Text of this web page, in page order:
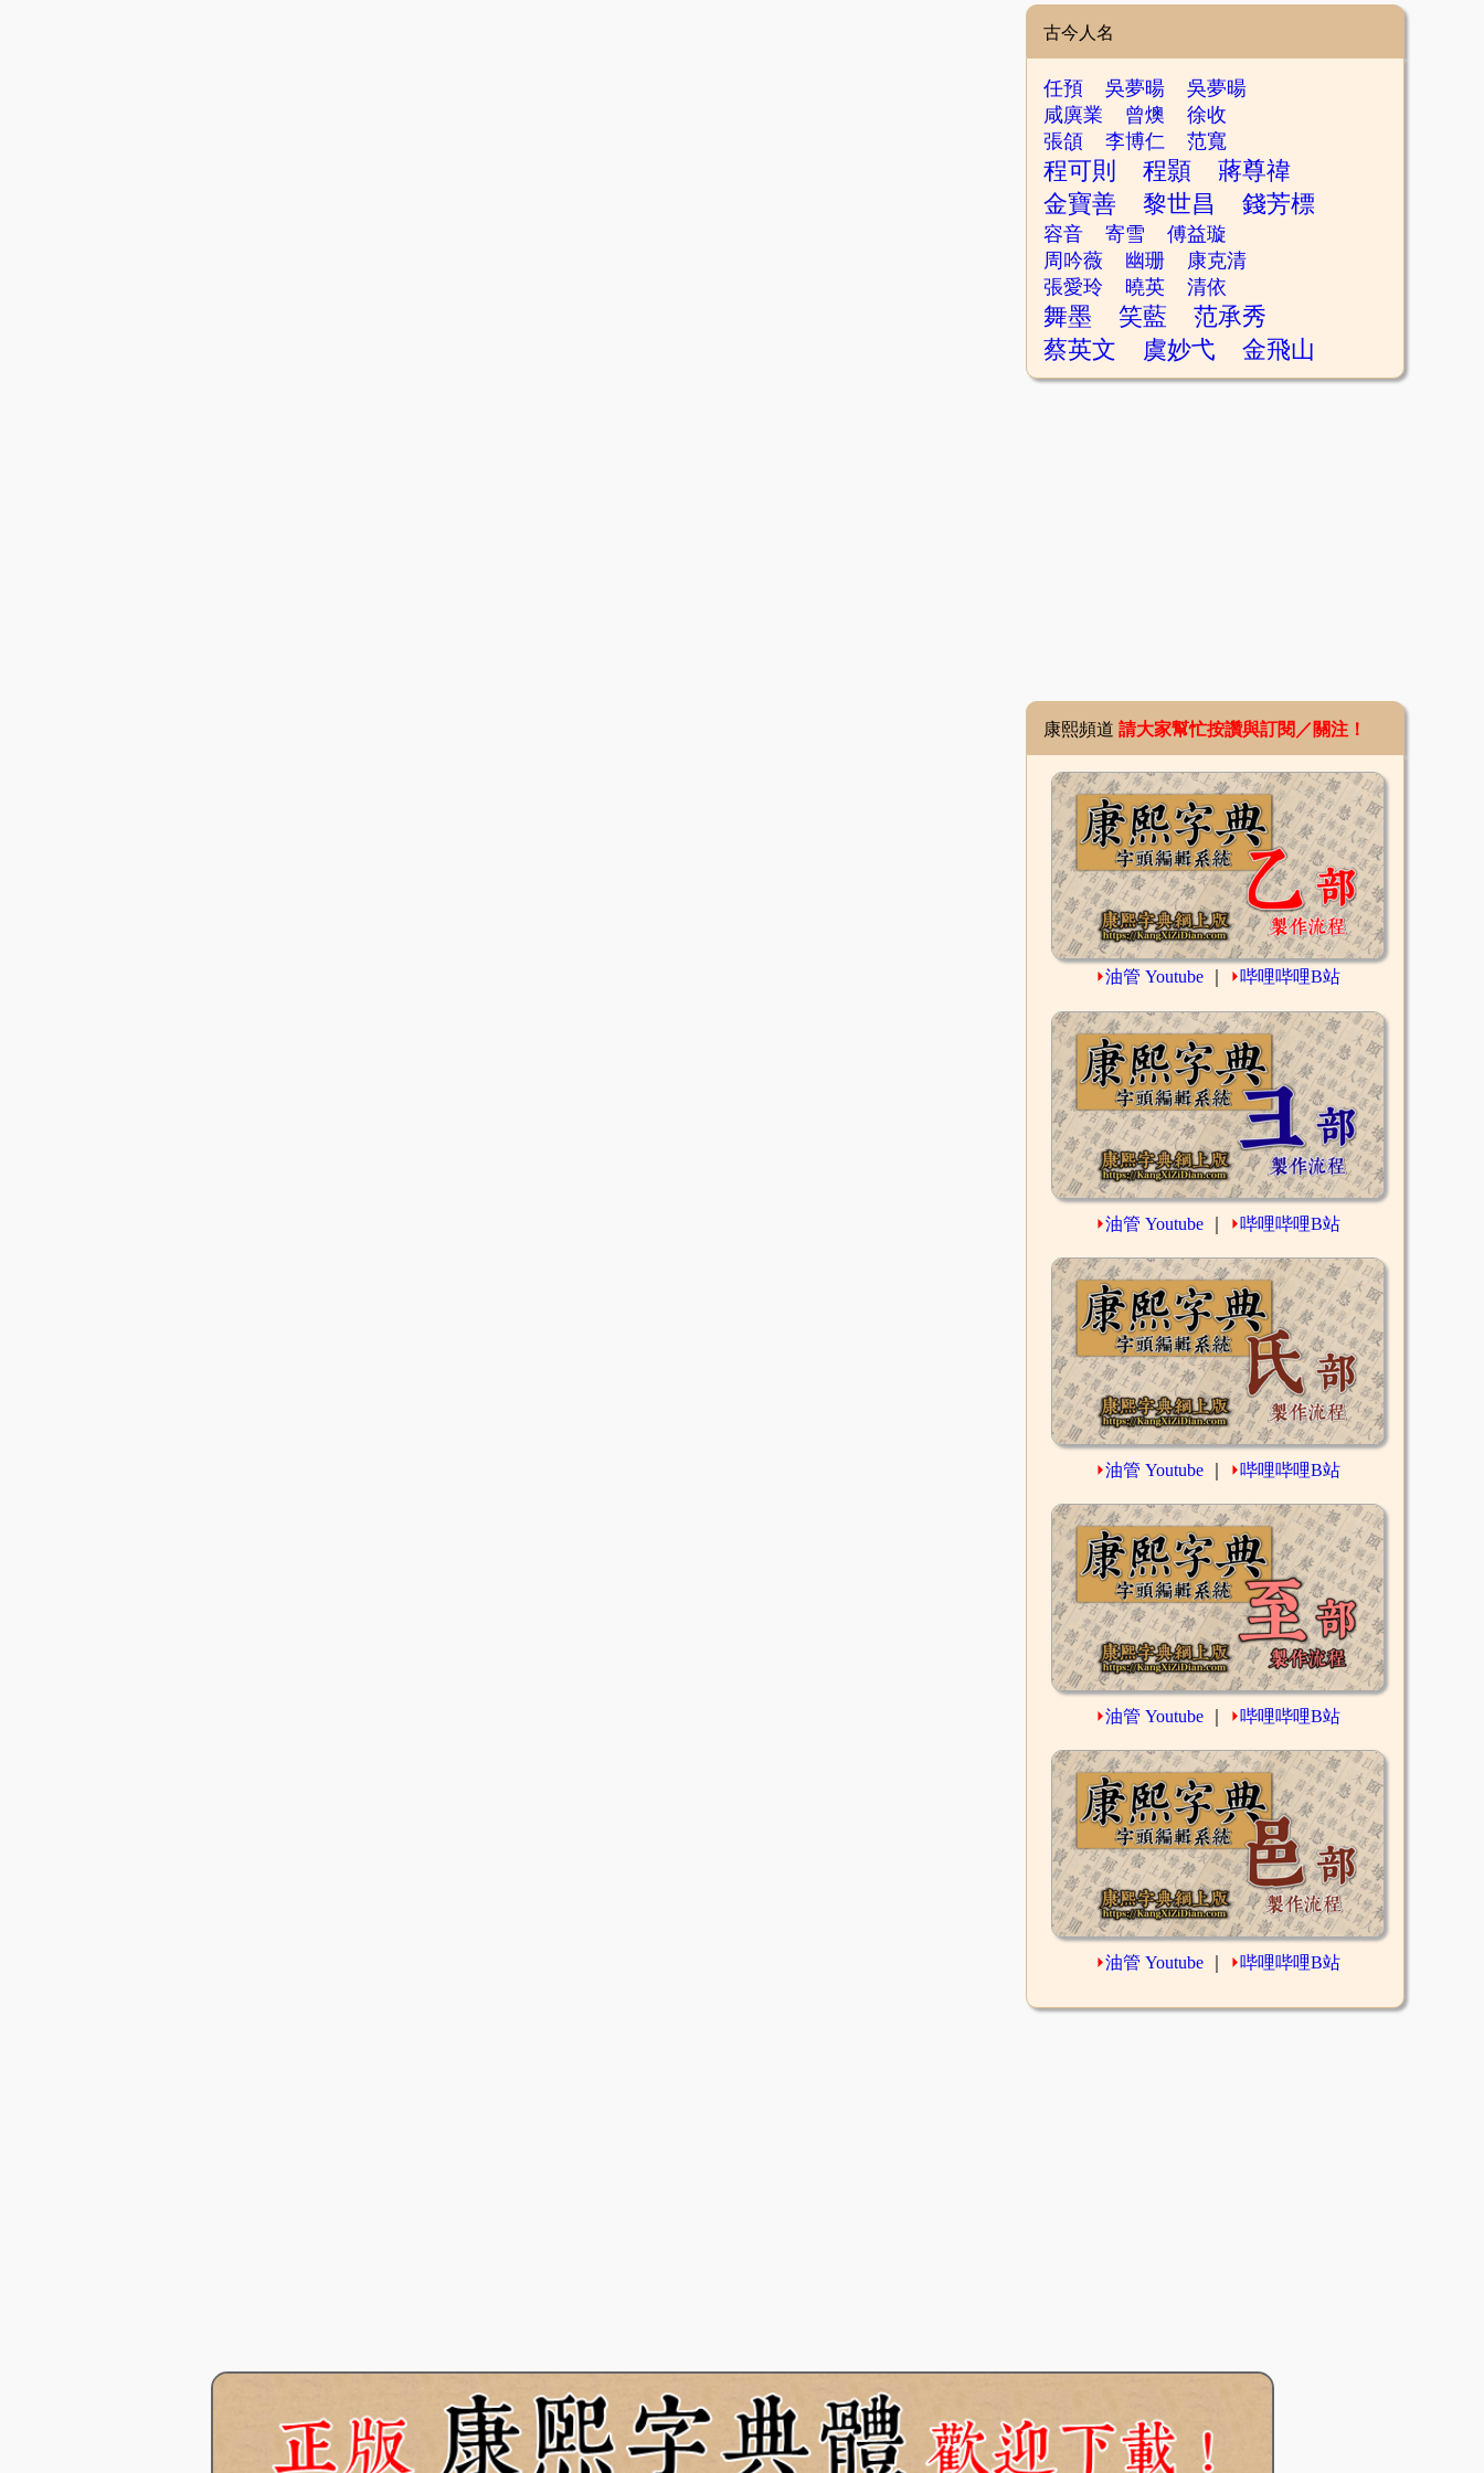
古今人名
任預 吳夢暘
吳夢暘
咸廙業
曾燠
徐收
張頜
李博仁 范寬
程可則 程顥
蔣尊禕
金寶善
黎世昌 錢芳標
容音 寄雪
傅益璇
周吟薇
幽珊
康克清
張愛玲
曉英 清依
舞墨 笑藍
范承秀
蔡英文
虞妙弋 金飛山
康熙頻道 請大家幫忙按讚與訂閱／關注！
⏵油管 Youtube ⏵哔哩哔哩B站
⏵油管 Youtube ⏵哔哩哔哩B站
⏵油管 Youtube ⏵哔哩哔哩B站
⏵油管 Youtube ⏵哔哩哔哩B站
⏵油管 Youtube ⏵哔哩哔哩B站